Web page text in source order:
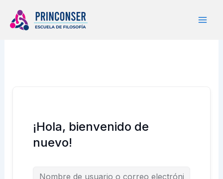
contenido
¡Hola, bienvenido de
nuevo!